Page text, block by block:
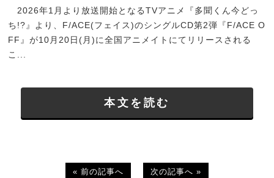
2026年1月より放送開始となるTVアニメ『多聞くん今どっ
ち!?』より、F/ACE(フェイス)のシングルCD第2弾『F/ACE O
FF』が10月20日(月)に全国アニメイトにてリリースされる
こ...
本文を読む
« 前の記事へ 次の記事へ »